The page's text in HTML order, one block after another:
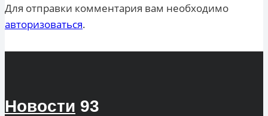
Для отправки комментария вам необходимо
авторизоваться.
Новости 93